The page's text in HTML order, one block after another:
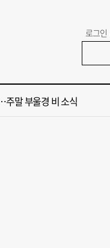
로그인
"전남광주 독자적 대학입
부산 최초 기초생활수급자 ‘이
말 부울경 비 소식